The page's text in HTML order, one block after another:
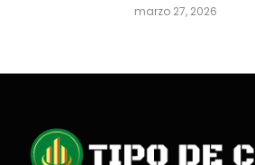
marzo 27, 2026